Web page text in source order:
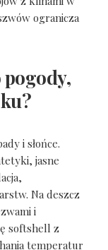
ogranicza
pogody,
i słońce.
jasne
Na deszcz
i
softshell z
temperatur